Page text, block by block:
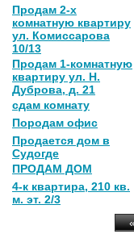
Продам 2-х
комнатную квартиру
ул. Комиссарова
10/13
Продам 1-комнатную
квартиру ул. Н.
Дуброва, д. 21
сдам комнату
Породам офис
Продается дом в
Судогде
ПРОДАМ ДОМ
4-к квартира, 210 кв.
м. эт. 2/3